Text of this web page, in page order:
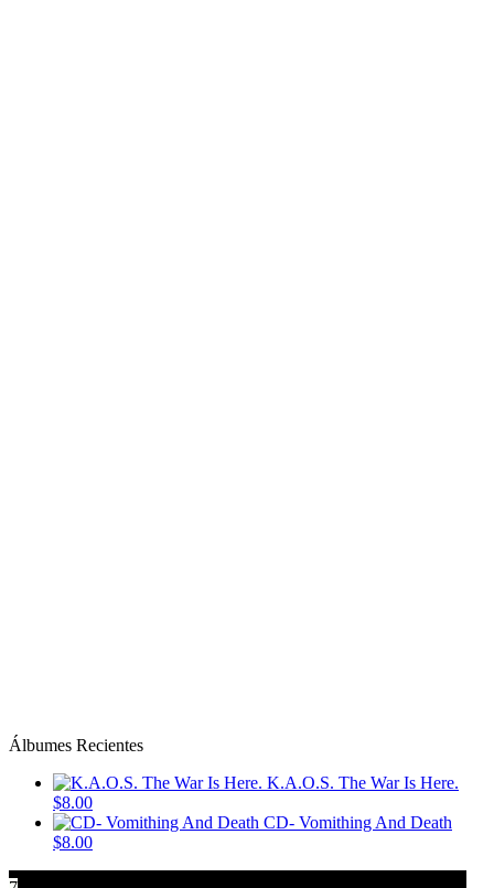
Álbumes Recientes
K.A.O.S. The War Is Here.
$8.00
CD- Vomithing And Death
$8.00